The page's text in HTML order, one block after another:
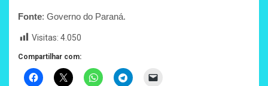
Fonte: Governo do Paraná.
Visitas: 4.050
Compartilhar com: